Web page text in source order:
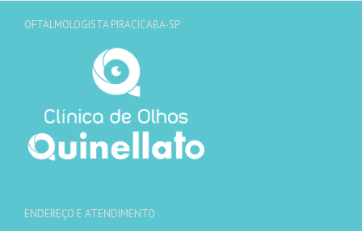
OFTALMOLOGISTA PIRACICABA-SP
ENDEREÇO E ATENDIMENTO